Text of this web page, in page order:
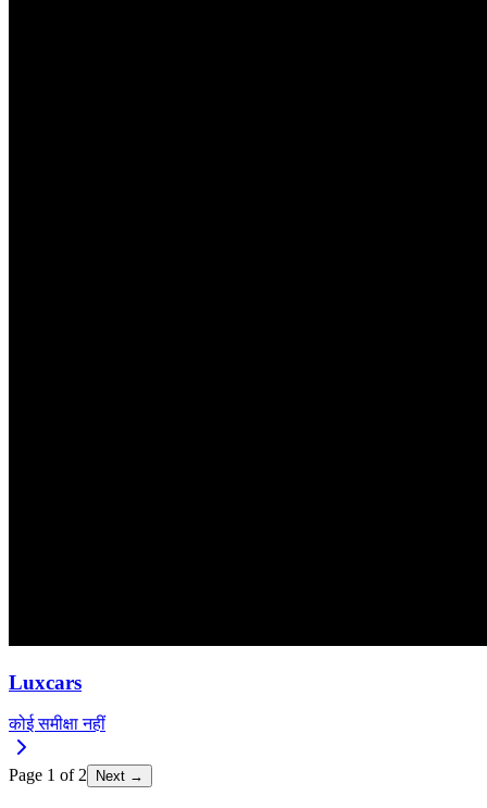
Luxcars
कोई समीक्षा नहीं
Page 1 of2 Next →